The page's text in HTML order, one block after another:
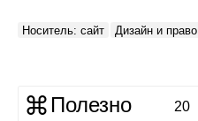
Носитель: сайт Дизайн и право
Полезно 20